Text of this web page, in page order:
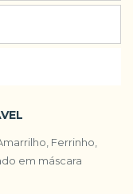
Ferrinho,
em máscara